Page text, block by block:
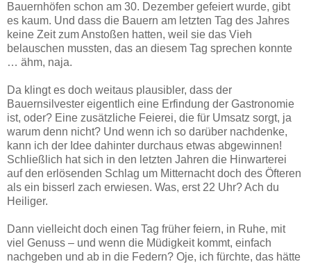
Bauernhöfen schon am 30. Dezember gefeiert wurde, gibt
es kaum. Und dass die Bauern am letzten Tag des Jahres
keine Zeit zum Anstoßen hatten, weil sie das Vieh
belauschen mussten, das an diesem Tag sprechen konnte
… ähm, naja.
Da klingt es doch weitaus plausibler, dass der
Bauernsilvester eigentlich eine Erfindung der Gastronomie
ist, oder? Eine zusätzliche Feierei, die für Umsatz sorgt, ja
warum denn nicht? Und wenn ich so darüber nachdenke,
kann ich der Idee dahinter durchaus etwas abgewinnen!
Schließlich hat sich in den letzten Jahren die Hinwarterei
auf den erlösenden Schlag um Mitternacht doch des Öfteren
als ein bisserl zach erwiesen. Was, erst 22 Uhr? Ach du
Heiliger.
Dann vielleicht doch einen Tag früher feiern, in Ruhe, mit
viel Genuss – und wenn die Müdigkeit kommt, einfach
nachgeben und ab in die Federn? Oje, ich fürchte, das hätte